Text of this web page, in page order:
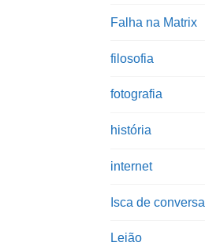
Falha na Matrix
filosofia
fotografia
história
internet
Isca de conversa
Leião